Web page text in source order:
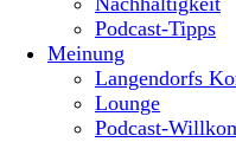
Podcast-Tipps
Meinung
Langendorfs
Lounge
Podcast-